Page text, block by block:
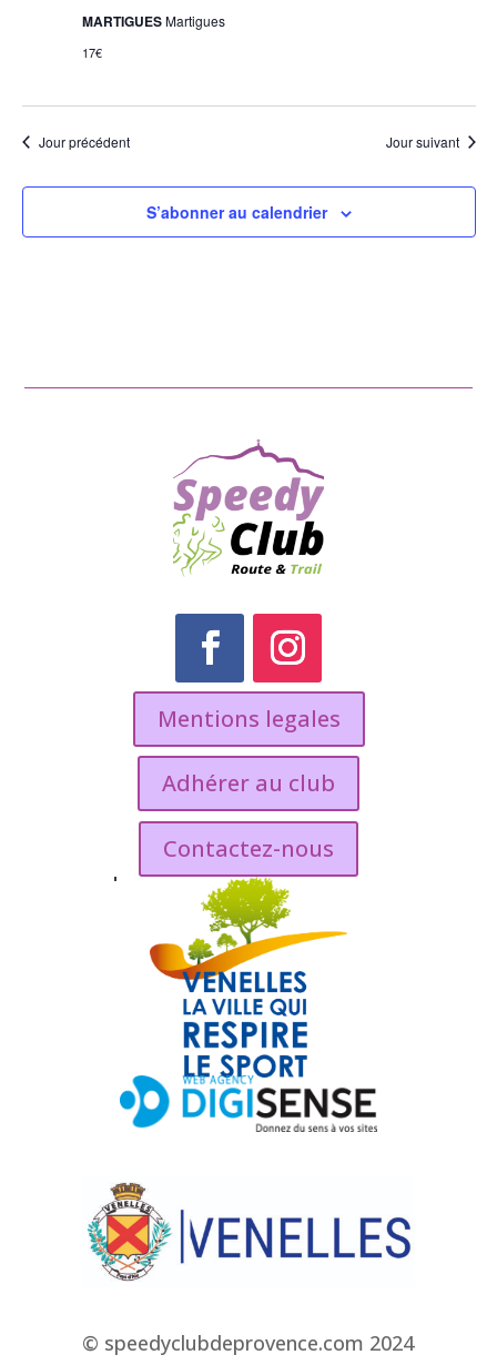
MARTIGUESMartigues
17€
Jour précédent Jour suivant
S’abonner au calendrier
Mentions legales
Adhérer au club
Contactez-nous
© speedyclubdeprovence.com 2024